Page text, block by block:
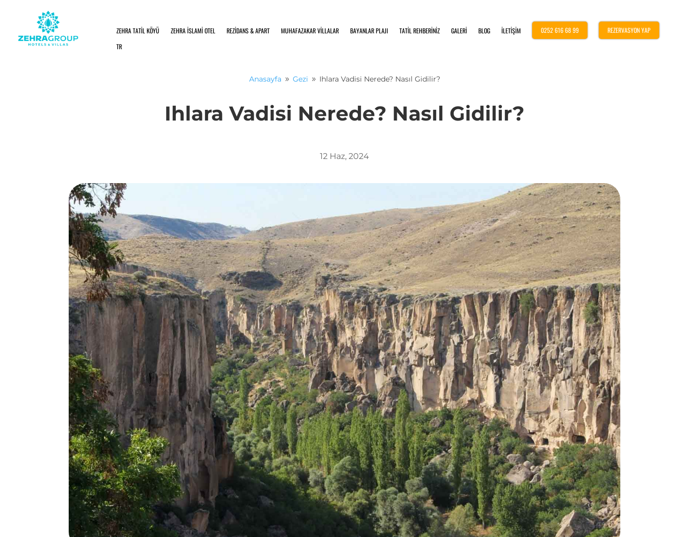
ZEHRA TATİL KÖYÜ ZEHRA İSLAMİ OTEL REZİDANS & APART MUHAFAZAKAR VİLLALAR BAYANLAR PLAJI TATİL REHBERİNİZ GALERİ BLOG İLETİŞİM 0252 616 68 99
REZERVASYON YAP
TR
Anasayfa 9 Gezi 9 Ihlara Vadisi Nerede? Nasıl Gidilir?
Ihlara Vadisi Nerede? Nasıl Gidilir?
12 Haz, 2024